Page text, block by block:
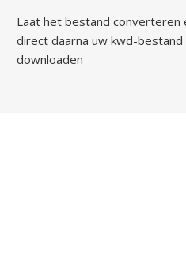
Laat het bestand converteren
direct daarna uw kwd-bestand
downloaden